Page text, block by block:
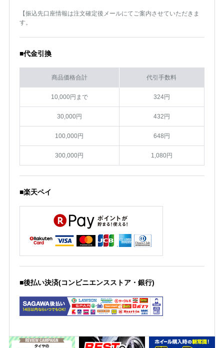
【振込先口座情報は注文確定後メールにてご案内させていただきま
す。
■代金引換
商品価格合計 代引手数料
10,000円まで 324円
30,000円 432円
100,000円 648円
300,000円 1,080円
■楽天ペイ
■後払い決済(コンビニエンスストア・銀行)